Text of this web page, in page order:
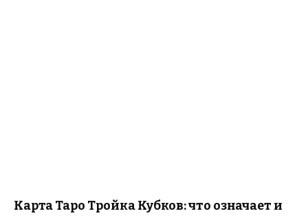
Карта Таро Тройка Кубков: что означает и